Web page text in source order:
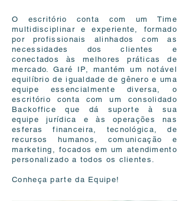
O escritório conta com um Time
multidisciplinar e experiente, formado
por profissionais alinhados com as
necessidades dos clientes e
conectados às melhores práticas de
mercado. Garé IP, mantém um notável
equilíbrio de igualdade de gênero e uma
equipe essencialmente diversa, o
escritório conta com um consolidado
Backoffice que dá suporte à sua
equipe jurídica e às operações nas
esferas financeira, tecnológica, de
recursos humanos, comunicação e
marketing, focados em um atendimento
personalizado a todos os clientes.
Conheça parte da Equipe!